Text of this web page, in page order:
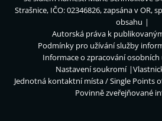
Strašnice, IČO: 02346826, zapsána v OR,
obsahu
Autorská práva k
Podmínky pro užívání služby
Informace o zpracování osobních
Nastavení soukromí
Jednotná kontaktní místa / Single Points
Povinně zveřejňované